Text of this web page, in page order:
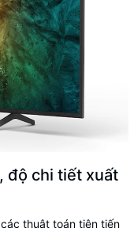
độ chi tiết xuất
thuật toán tiên tiến